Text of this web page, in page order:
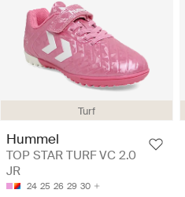
Turf
Hummel
TOP STAR TURF VC 2.0
JR
24 25 26 29 30